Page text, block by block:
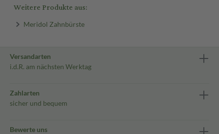
Weitere Produkte aus:
Meridol Zahnbürste
Versandarten
i.d.R. am nächsten Werktag
Zahlarten
sicher und bequem
Bewerte uns